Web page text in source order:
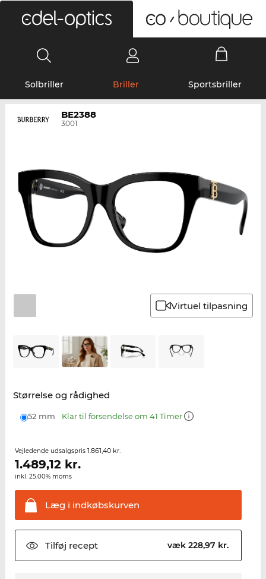
Solbriller Briller Sportsbriller
BE2388
3001
Virtuel tilpasning
Størrelse og rådighed
52 mm Klar til forsendelse om 41 Timer
Vejledende udsalgspris 1.861,40 kr.
1.489,12kr.
inkl. 25.00% moms
Læg i indkøbskurven
Tilføj recept væk 228,97 kr.